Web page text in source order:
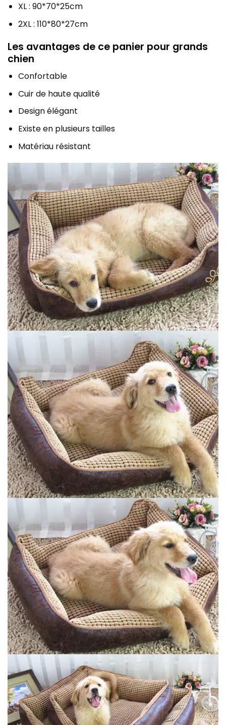
XL : 90*70*25cm
2XL : 110*80*27cm
Les avantages de ce panier pour grands
chien
Confortable
Cuir de haute qualité
Design élégant
Existe en plusieurs tailles
Matériau résistant